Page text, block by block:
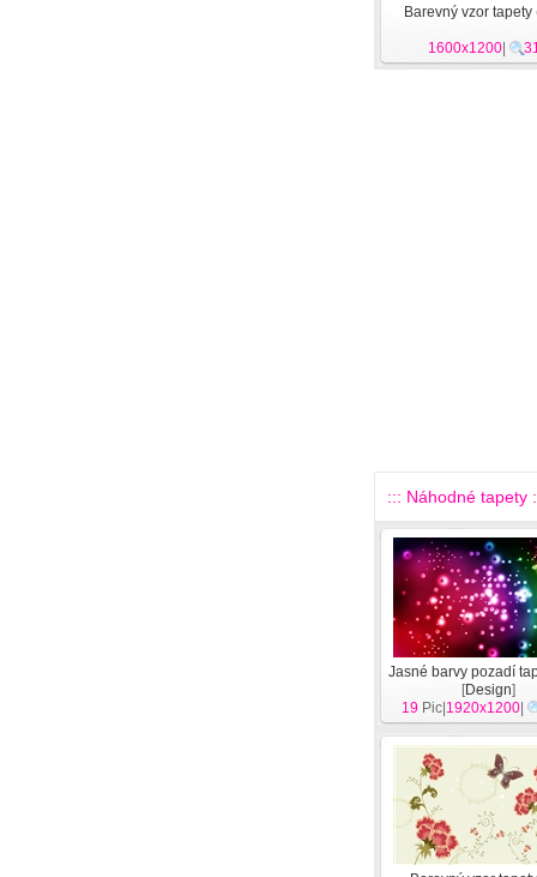
Barevný vzor tapety
1600x1200
::: Náhodné tapety
Jasné barvy pozadí
[Design]
19 Pic| 1920x1200